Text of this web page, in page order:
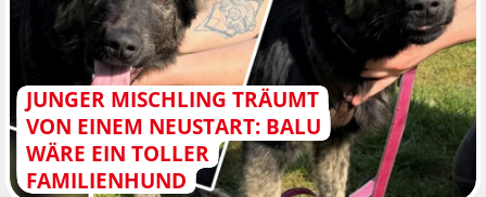
JUNGER MISCHLING TRÄUMT
VON EINEM NEUSTART: BALU
WÄRE EIN TOLLER
FAMILIENHUND